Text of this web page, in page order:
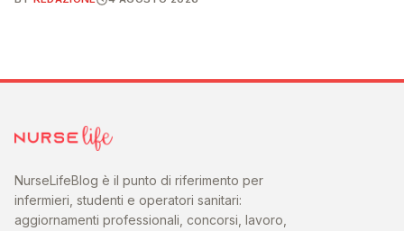
NurseLifeBlog è il punto di riferimento per
infermieri, studenti e operatori sanitari:
aggiornamenti professionali, concorsi, lavoro,